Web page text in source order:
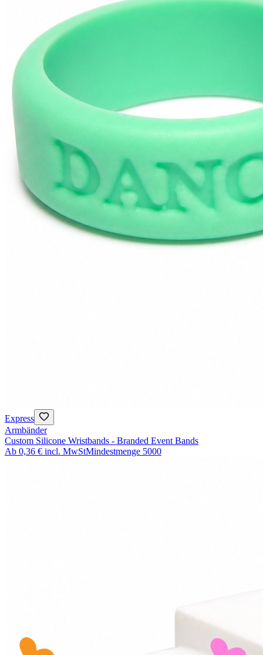
Express
Armbänder
Custom Silicone Wristbands - Branded Event Bands
Ab 0,36 € incl. MwStMindestmenge 5000